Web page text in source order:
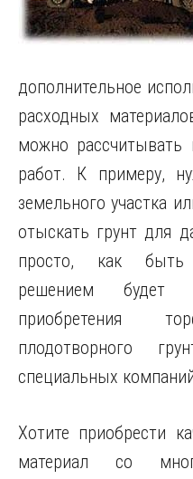
дополнительное
расходных
можно рассчитывать
работ. К примеру,
земельного участка
отыскать грунт для
просто, как быть
решением будет
приобретения
плодотворного
специальных
Хотите приобрести
материал со